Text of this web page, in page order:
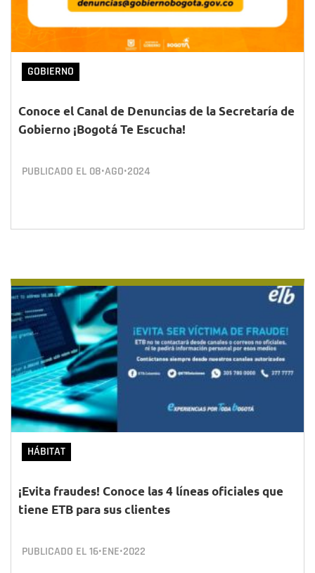
GOBIERNO
Conoce el Canal de Denuncias de la Secretaría de
Gobierno ¡Bogotá Te Escucha!
PUBLICADO EL 08•AGO•2024
HÁBITAT
¡Evita fraudes! Conoce las 4 líneas oficiales que
tiene ETB para sus clientes
PUBLICADO EL16•ENE•2022